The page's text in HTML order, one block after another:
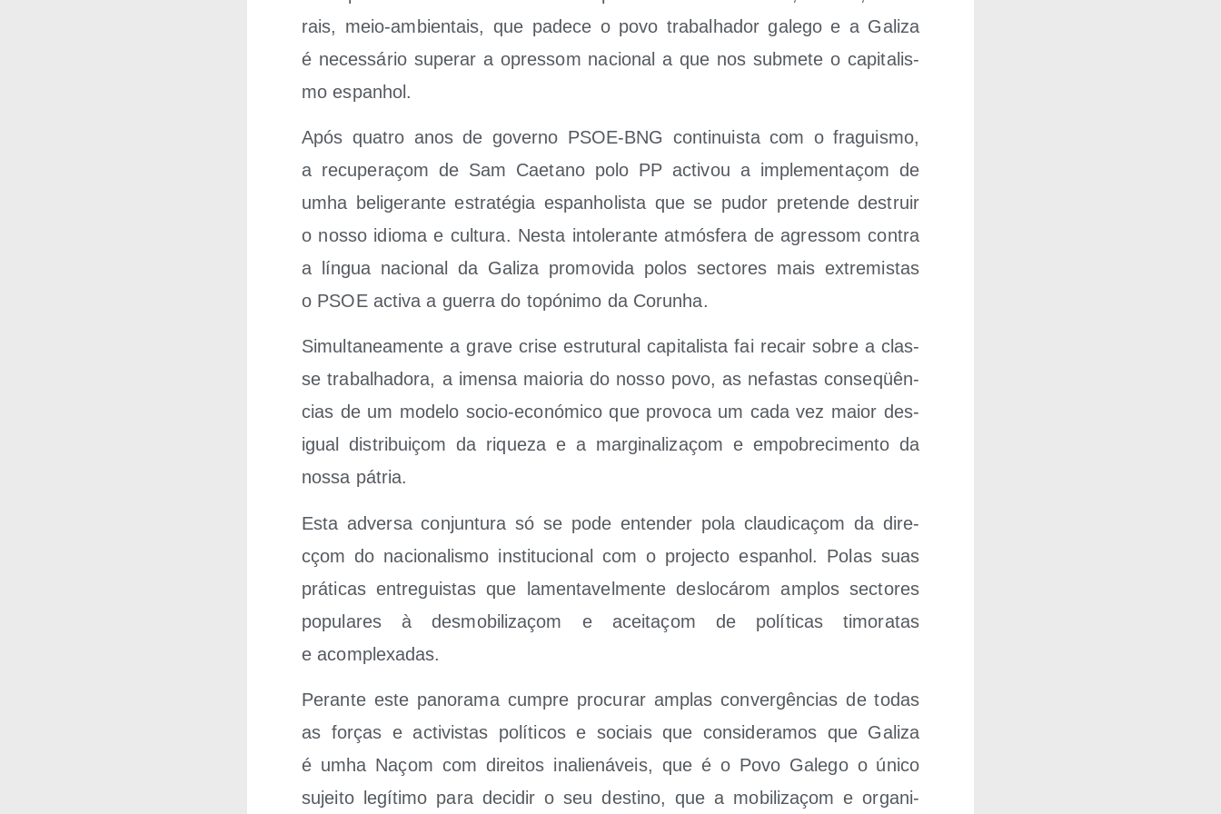
rais, meio-ambien­tais, que pade­ce o povo tra­balha­dor gale­go e a Gali­za
é neces­sá­rio supe­rar a opres­som nacio­nal a que nos sub­me­te o capi­ta­lis­
mo espanhol.
Após qua­tro anos de governo PSOE-BNG con­ti­nuis­ta com o fra­guis­mo,
a recu­pe­raçom de Sam Cae­tano polo PP acti­vou a imple­men­taçom de
umha beli­ge­ran­te estra­té­gia espanho­lis­ta que se pudor pre­ten­de des­truir
o nos­so idio­ma e cul­tu­ra. Nes­ta into­le­ran­te atmós­fe­ra de agres­som con­tra
a lín­gua nacio­nal da Gali­za pro­mo­vi­da polos sec­to­res mais extre­mis­tas
o PSOE acti­va a gue­rra do topó­ni­mo da Corunha.
Simul­ta­nea­men­te a gra­ve cri­se estru­tu­ral capi­ta­lis­ta fai recair sobre a clas­
se tra­balha­do­ra, a imen­sa maio­ria do nos­so povo, as nefas­tas con­se­qüên­
cias de um mode­lo socio-eco­nó­mi­co que pro­vo­ca um cada vez maior des­
igual dis­tri­buiçom da rique­za e a mar­gi­na­li­zaçom e empo­bre­ci­men­to da
nos­sa pátria.
Esta adver­sa con­jun­tu­ra só se pode enten­der pola clau­di­caçom da dire­
cçom do nacio­na­lis­mo ins­ti­tu­cio­nal com o pro­jec­to espanhol. Polas suas
prá­ti­cas entre­guis­tas que lamen­ta­vel­men­te des­lo­cá­rom amplos sec­to­res
popu­la­res à des­mo­bi­li­zaçom e acei­taçom de polí­ti­cas timo­ra­tas
e acomplexadas.
Peran­te este pano­ra­ma cum­pre pro­cu­rar amplas con­ver­gên­cias de todas
as forças e acti­vis­tas polí­ti­cos e sociais que con­si­de­ra­mos que Gali­za
é umha Naçom com direi­tos inalie­ná­veis, que é o Povo Gale­go o úni­co
sujei­to legí­ti­mo para deci­dir o seu des­tino, que a mobi­li­zaçom e orga­ni­